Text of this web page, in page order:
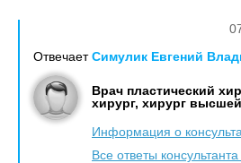
ОтвечаетСимулик Евгений
Врач пластический
хирург, хирург
Информация о
Все ответы консультанта